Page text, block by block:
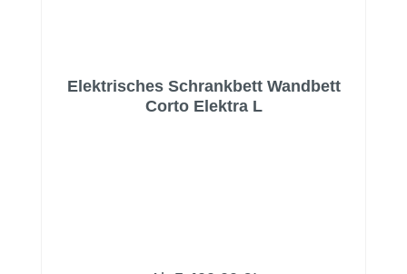
Elektrisches Schrankbett Wandbett
Corto Elektra L